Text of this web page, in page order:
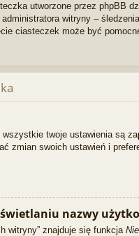
utworzone przez phpBB
administratora witryny –
ciasteczek może być
twoje ustawienia są
zmian swoich ustawień i
nazwy
witryny” znajduje się funkcja